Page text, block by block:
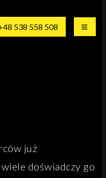
538 558 508
już
wiele doświadczy go